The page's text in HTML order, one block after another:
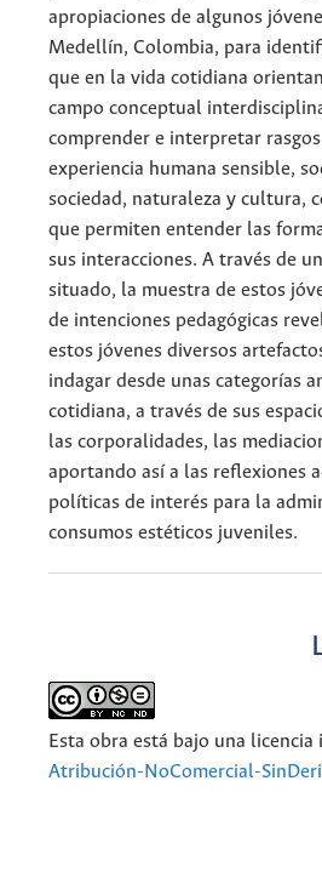
apropiaciones de algunos
Medellín, Colombia, para
que en la vida cotidiana
campo conceptual
comprender e interpretar
experiencia humana sensible,
sociedad, naturaleza y cultura,
que permiten entender las
sus interacciones. A través de
situado, la muestra de estos
de intenciones pedagógicas
estos jóvenes diversos
indagar desde unas categorías
cotidiana, a través de sus
las corporalidades, las
aportando así a las reflexiones
políticas de interés para la
consumos estéticos juveniles.
Esta obra está bajo una
Atribución-NoComercial-